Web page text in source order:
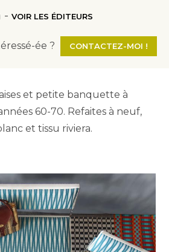
- VOIR LES ÉDITEURS
ée ? CONTACTEZ-MOI !
et petite banquette à
60-70. Refaites à neuf,
et tissu riviera.